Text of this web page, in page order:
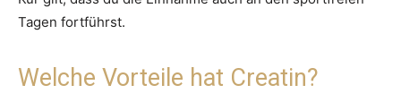
Tagen fortführst.
Welche Vorteile hat Creatin?